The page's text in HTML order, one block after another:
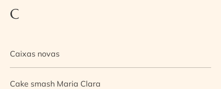
C
Caixas novas
Cake smash Maria Clara